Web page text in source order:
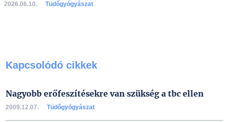
2026.06.10. Tüdőgyógyászat
Kapcsolódó cikkek
Nagyobb erőfeszítésekre van szükség a tbc ellen
2009.12.07. Tüdőgyógyászat